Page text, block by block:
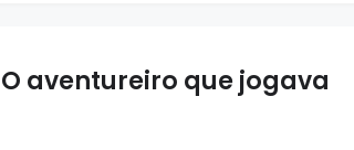
aventureiro que jogava